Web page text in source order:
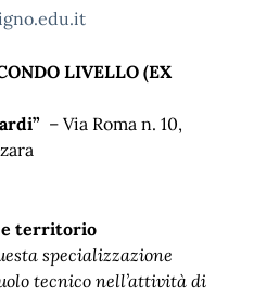
LIVELLO (EX
– Via Roma n. 10,
e territorio
specializzazione
tecnico nell’attività di